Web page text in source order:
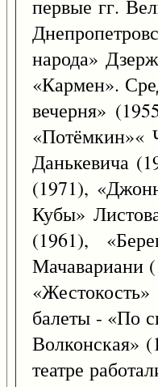
первые гг.
народа»
«Кармен».
вечерня»
«Потёмкин»«
Данькевича
(1971),
Кубы»
(1961),
Мачавариани
балеты - «По
Волконская»
театре